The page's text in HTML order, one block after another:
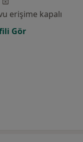
erişime kapalı
Gör